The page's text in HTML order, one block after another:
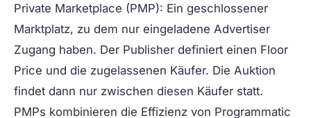
Private Marketplace (PMP): Ein geschlossener
Marktplatz, zu dem nur eingeladene Advertiser
Zugang haben. Der Publisher definiert einen Floor
Price und die zugelassenen Käufer. Die Auktion
findet dann nur zwischen diesen Käufer statt.
PMPs kombinieren die Effizienz von Programmatic